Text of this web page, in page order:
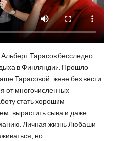
Тарасов бесследно
в Финляндии. Прошло
Тарасовой, жене без вести
от многочисленных
стать хорошим
вырастить сына и даже
Личная жизнь Любаши
но…